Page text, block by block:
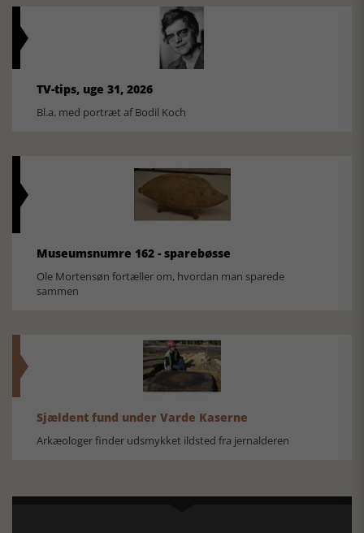
TV-tips, uge 31, 2026
Bl.a. med portræt af Bodil Koch
Museumsnumre 162 - sparebøsse
Ole Mortensøn fortæller om, hvordan man sparede
sammen
Sjældent fund under Varde Kaserne
Arkæologer finder udsmykket ildsted fra jernalderen